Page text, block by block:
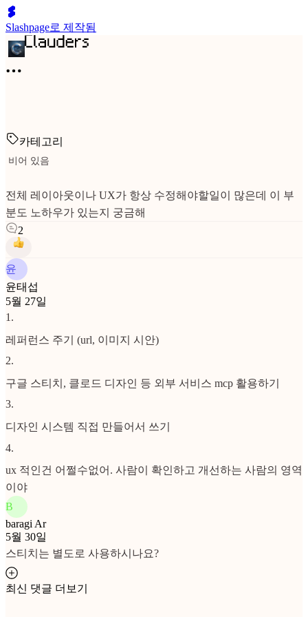
Slashpage로 제작됨
카테고리
비어 있음
전체 레이아웃이나 UX가 항상 수정해야할일이 많은데 이 부
분도 노하우가 있는지 궁금해
2
윤
윤태섭
5월 27일
1 .
레퍼런스 주기 (url, 이미지 시안)
2.
구글 스티치, 클로드 디자인 등 외부 서비스 mcp 활용하기
3.
디자인 시스템 직접 만들어서 쓰기
4.
ux 적인건 어쩔수없어. 사람이 확인하고 개선하는 사람의 영역
이야
B
baragi Ar
5월 30일
스티치는 별도로 사용하시나요?
최신 댓글 더보기